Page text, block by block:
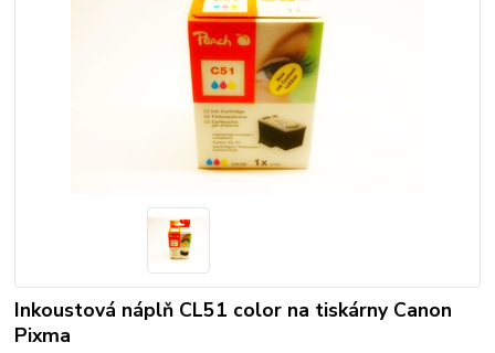
Inkoustová náplň CL51 color na tiskárny Canon
Pixma